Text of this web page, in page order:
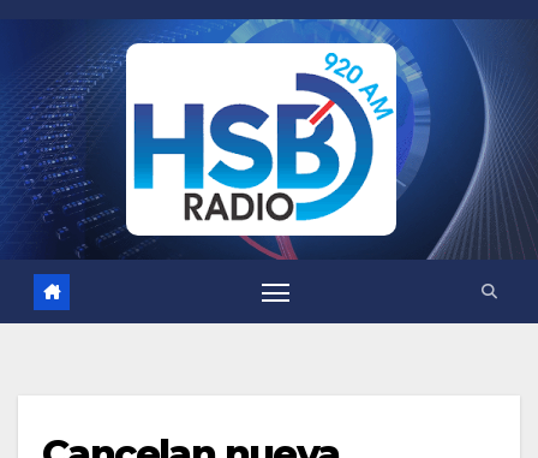
contenido